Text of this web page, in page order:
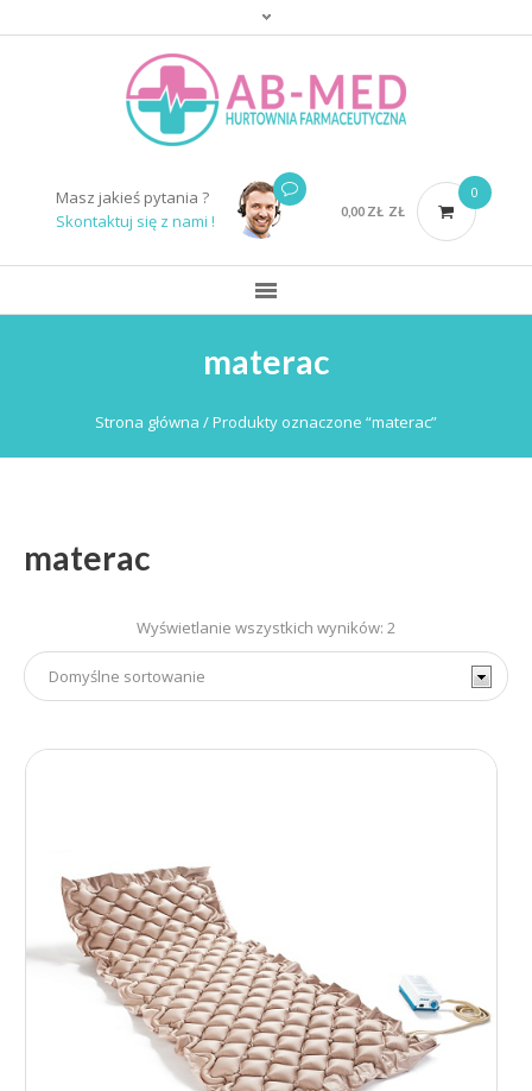
Masz jakieś pytania ?
Skontaktuj się z nami !
0,00 ZŁ ZŁ
0
materac
Strona główna / Produkty oznaczone “materac”
materac
Wyświetlanie wszystkich wyników: 2